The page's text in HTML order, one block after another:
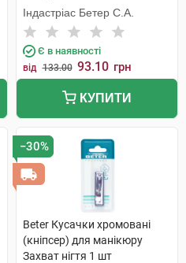
Індастріас Бетер С.А.
Є в наявності
від 133.00 93.10 грн
КУПИТИ
−30%
Beter Кусачки хромовані
(кніпсер) для манікюру
Захват нігтя 1 шт